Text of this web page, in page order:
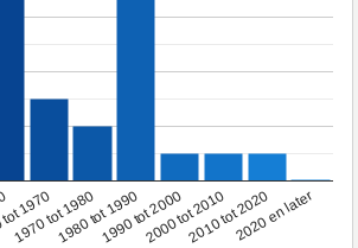
1970
1970 tot 19801980 tot 19901990 tot 20002000 tot 20102010 tot 20202020 en later